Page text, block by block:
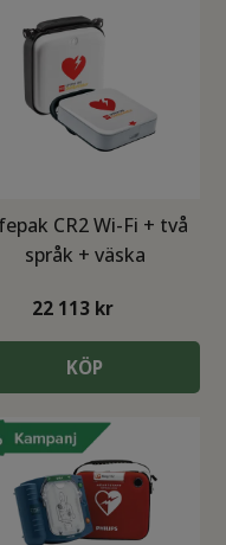
samt att du
leverans direkt
få personlig
som håller i
CR2 Wi-Fi + två
språk + väska
22 113 kr
KÖP